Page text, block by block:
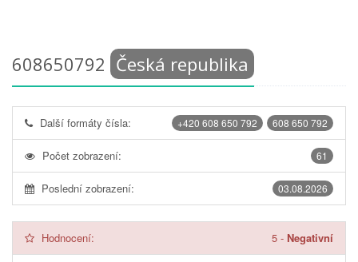
608650792 Česká republika
608 650 792
+420 608 650 792
Další formáty čísla:
61
Počet zobrazení:
03.08.2026
Poslední zobrazení:
Hodnocení: 5 - Negativní